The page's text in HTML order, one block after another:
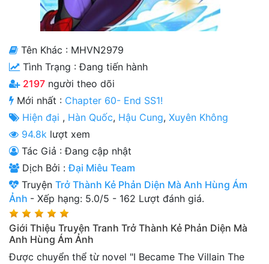
Mạt Thế
Ngôn Tình
Thanh xuân - Vườn trường
Truyện AI
Truyện Sáng Tác
Trùng Sinh
Trọng sinh
Tu Tiên
Tên Khác : MHVN2979
Tình Trạng :Đang tiến hành
2197 người theo dõi
Mới nhất : Chapter 60- End SS1!
Hiện đại , Hàn Quốc, Hậu Cung, Xuyên Không
94.8k lượt xem
Tác Giả : Đang cập nhật
Dịch Bởi :Đại Miêu Team
Truyện Trở Thành Kẻ Phản Diện Mà Anh Hùng Ám
Ảnh - Xếp hạng: 5.0/5 - 162 Lượt đánh giá.
Giới Thiệu Truyện Tranh Trở Thành Kẻ Phản Diện Mà
Anh Hùng Ám Ảnh
Được chuyển thể từ novel "I Became The Villain The